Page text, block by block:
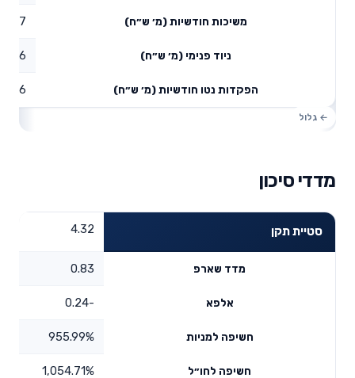
משיכות חודשיות (מ׳ ש״ח) 9.77
ניוד פנימי (מ׳ ש״ח)
הפקדות נטו חודשיות (מ׳ ש״ח)
מדדי סיכון
סטיית תקן 4.32
מדד שארפ 0.83
אלפא -0.24
חשיפה למניות 955.99%
חשיפה לחו״ל 1,054.71%